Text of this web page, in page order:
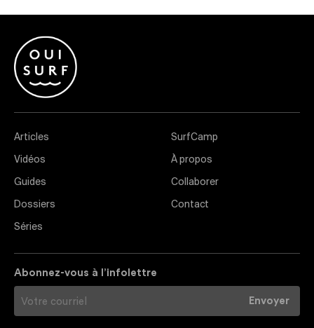
Articles
Vidéos
Guides
Dossiers
Séries
SurfCamp
À propos
Collaborer
Contact
Abonnez-vous à l’infolettre